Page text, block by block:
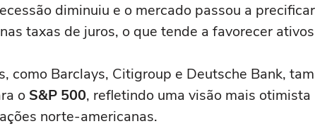
diminuiu e o mercado passou a
taxas de juros, o que tende a favorecer
como Barclays, Citigroup e Deutsche Bank,
o S&P 500, refletindo uma visão mais otimista
norte-americanas.